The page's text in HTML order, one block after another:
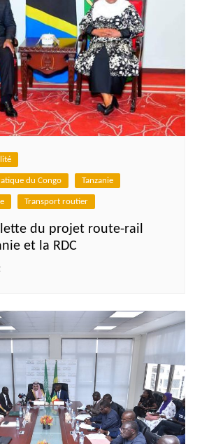
du Congo Tanzanie
Transport routier
du projet route-rail
et la RDC